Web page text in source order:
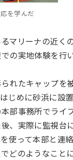
を学んだ
マリーナの近く
の実地体験を行
れたキャップを
じめに砂浜に設
部事務所でライ
、実際に監視台
使って本部と連
どのようなこと